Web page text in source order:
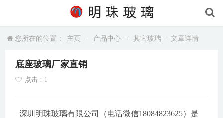
您所在的位置： 主页 - 产品中心 - 其它玻璃 - 文章详情
底座玻璃厂家直销
点击：1
深圳明珠玻璃有限公司（电话微信18084823625）是